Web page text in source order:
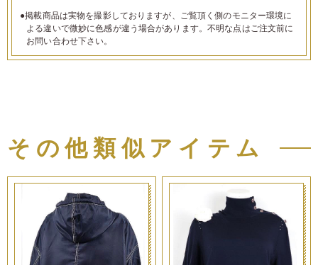
●掲載商品は実物を撮影しておりますが、ご覧頂く側のモニター環境に
よる違いで微妙に色感が違う場合があります。不明な点はご注文前に
お問い合わせ下さい。
その他類似アイテム